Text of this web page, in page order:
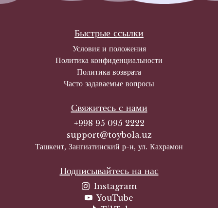
Быстрые ссылки
Условия и положения
Политика конфиденциальности
Политика возврата
Часто задаваемые вопросы
Свяжитесь с нами
+998 95 095 2222
support@toybola.uz
Ташкент, Зангиатинский р-н, ул. Кахрамон
Подписывайтесь на нас
Instagram
YouTube